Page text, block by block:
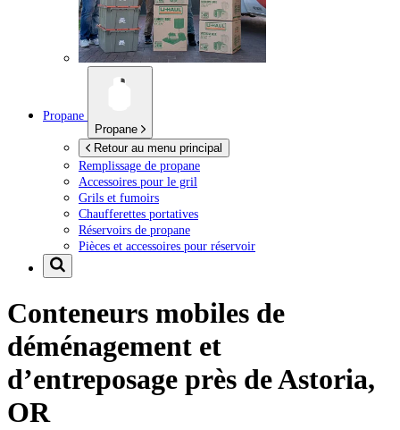
Propane
Propane
Retour au menu principal
Remplissage de propane
Accessoires pour le gril
Grils et fumoirs
Chaufferettes portatives
Réservoirs de propane
Pièces et accessoires pour réservoir
Conteneurs mobiles de
déménagement et
d’entreposage près deAstoria,
OR